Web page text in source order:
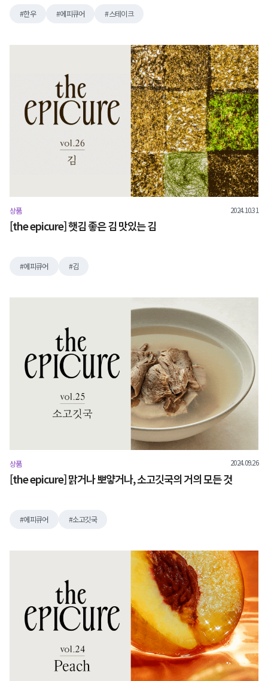
한우 에피큐어 스테이크
상품 2024.10.31
[the epicure] 햇김 좋은 김 맛있는 김
에피큐어 김
상품 2024.09.26
[the epicure] 맑거나 뽀얗거나, 소고깃국의 거의 모든 것
에피큐어 소고깃국